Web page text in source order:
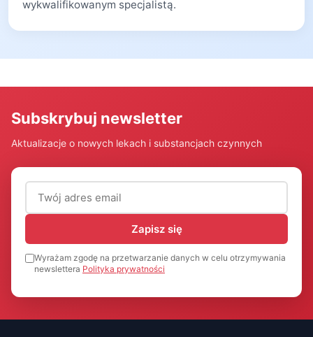
wykwalifikowanym specjalistą.
Subskrybuj newsletter
Aktualizacje o nowych lekach i substancjach czynnych
Adres email (wymagany)
Zapisz się
Wyrażam zgodę na przetwarzanie danych w celu otrzymywania
newslettera Polityka prywatności